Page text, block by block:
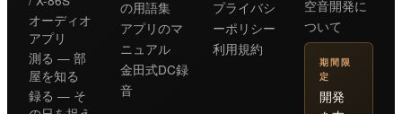
オーディオ
アプリ
測る — 部
屋を知る
録る — そ
の用語集
アプリのマ
ニュアル
金田式DC録
音
プライバシ
ーポリシー
利用規約
空音開発に
ついて
期間限
定
開発